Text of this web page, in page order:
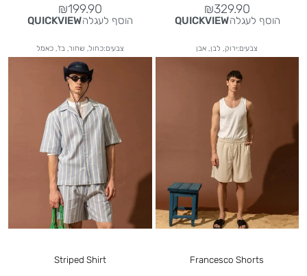
₪329.90
הוסף לעגלהQUICKVIEW
צבעים:ירוק, לבן, אבן
₪199.90
הוסף לעגלהQUICKVIEW
צבעים:כחול, שחור, בז', כאמל
Francesco Shorts
Striped Shirt